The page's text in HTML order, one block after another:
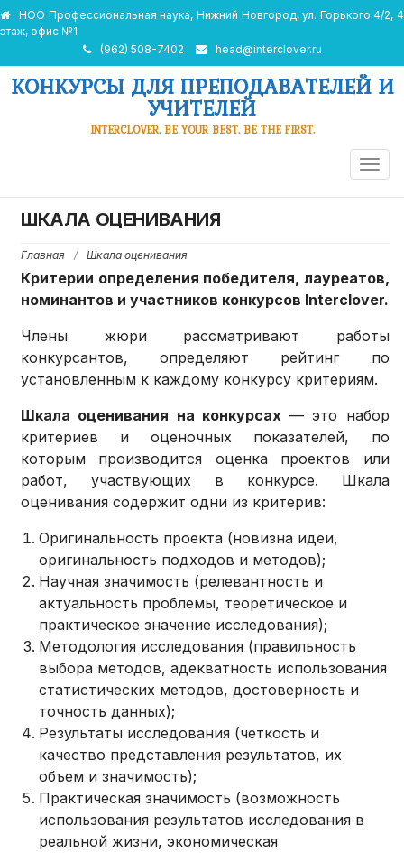
НОО Профессиональная наука, Нижний Новгород, ул. Горького 4/2, 4
этаж, офис №1
(962) 508-7402
head@interclover.ru
КОНКУРСЫ ДЛЯ ПРЕПОДАВАТЕЛЕЙ И
УЧИТЕЛЕЙ
INTERCLOVER. BE YOUR BEST. BE THE FIRST.
ШКАЛА ОЦЕНИВАНИЯ
Главная / Шкала оценивания
Критерии определения победителя, лауреатов,
номинантов и участников конкурсов Interclover.
Члены жюри рассматривают работы
конкурсантов, определяют рейтинг по
установленным к каждому конкурсу критериям.
Шкала оценивания на конкурсах— это набор
критериев и оценочных показателей, по
которым производится оценка проектов или
работ, участвующих в конкурсе. Шкала
оценивания содержит одни из критерив:
Оригинальность проекта (новизна идеи,
оригинальность подходов и методов);
Научная значимость (релевантность и
актуальность проблемы, теоретическое и
практическое значение исследования);
Методология исследования (правильность
выбора методов, адекватность использования
статистических методов, достоверность и
точность данных);
Результаты исследования (четкость и
качество представления результатов, их
объем и значимость);
Практическая значимость (возможность
использования результатов исследования в
реальной жизни, экономическая